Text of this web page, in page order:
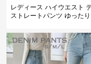
レディース ハイウエスト
ストレートパンツ ゆった